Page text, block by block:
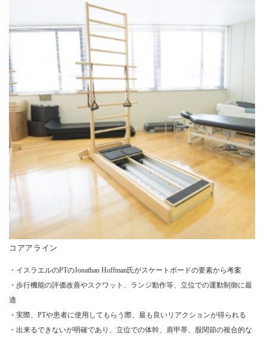
コアアライン
・イスラエルのPTのJonathan Hoffman氏がスケートボードの要素から考案
・歩行機能の評価改善やスクワット、ランジ動作等、立位での運動制御に最
適
・実際、PTや患者に使用してもらう際、最も良いリアクションが得られる
・出来るできないが明確であり、立位での体幹、肩甲帯、股関節の複合的な